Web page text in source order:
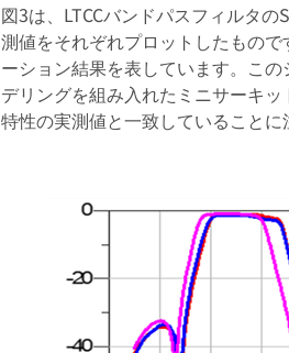
図3は、LTCCバンドパスフィルタ
測値をそれぞれプロットしたもの
ーション結果を表しています。こ
デリングを組み入れたミニサーキ
特性の実測値と一致していることに